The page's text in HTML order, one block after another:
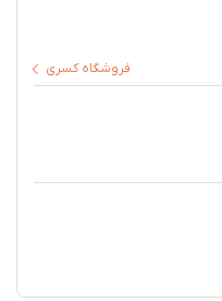
فروشگاه کسری